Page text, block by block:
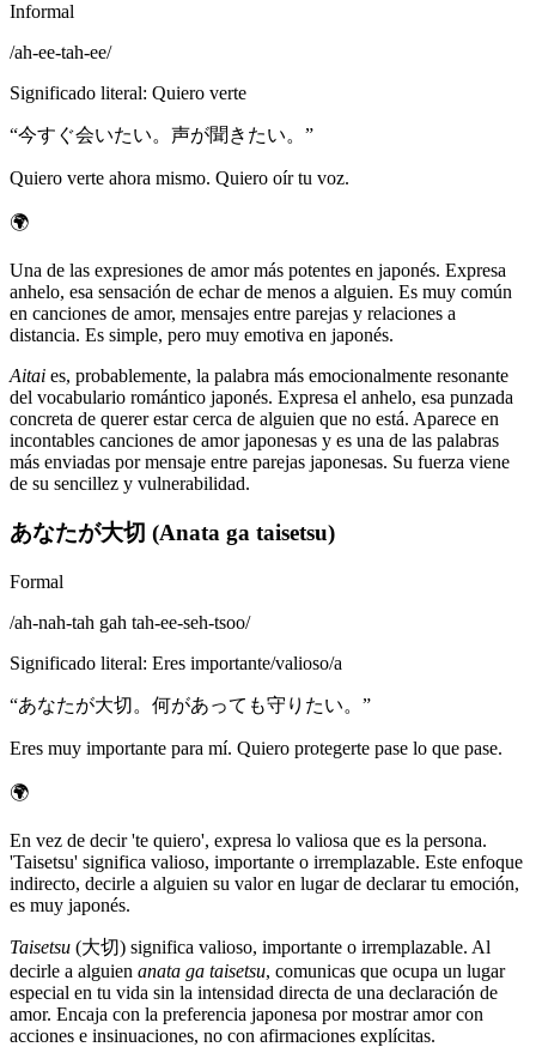
Informal
/ah-ee-tah-ee/
Significado literal: Quiero verte
“今すぐ会いたい。声が聞きたい。 ”
Quiero verte ahora mismo. Quiero oír tu voz.
🌍
Una de las expresiones de amor más potentes en japonés. Expresa
anhelo, esa sensación de echar de menos a alguien. Es muy común
en canciones de amor, mensajes entre parejas y relaciones a
distancia. Es simple, pero muy emotiva en japonés.
Aitai es, probablemente, la palabra más emocionalmente resonante
del vocabulario romántico japonés. Expresa el anhelo, esa punzada
concreta de querer estar cerca de alguien que no está. Aparece en
incontables canciones de amor japonesas y es una de las palabras
más enviadas por mensaje entre parejas japonesas. Su fuerza viene
de su sencillez y vulnerabilidad.
あなたが大切 (Anata ga taisetsu)
Formal
/ah-nah-tah gah tah-ee-seh-tsoo/
Significado literal: Eres importante/valioso/a
“あなたが大切。何があっても守りたい。 ”
Eres muy importante para mí. Quiero protegerte pase lo que pase.
🌍
En vez de decir 'te quiero', expresa lo valiosa que es la persona.
'Taisetsu' significa valioso, importante o irremplazable. Este enfoque
indirecto, decirle a alguien su valor en lugar de declarar tu emoción,
es muy japonés.
Taisetsu (大切) significa valioso, importante o irremplazable. Al
decirle a alguien anata ga taisetsu, comunicas que ocupa un lugar
especial en tu vida sin la intensidad directa de una declaración de
amor. Encaja con la preferencia japonesa por mostrar amor con
acciones e insinuaciones, no con afirmaciones explícitas.